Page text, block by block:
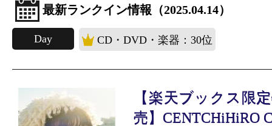
最新ランクイン情報（2025.04.14）
Day CD・DVD・楽器：30位
【楽天ブックス限
売】CENTCHiHiRO